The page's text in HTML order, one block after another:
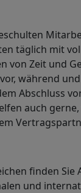
täglich mit
von Zeit und
während
Abschluss
auch
finden Sie
und